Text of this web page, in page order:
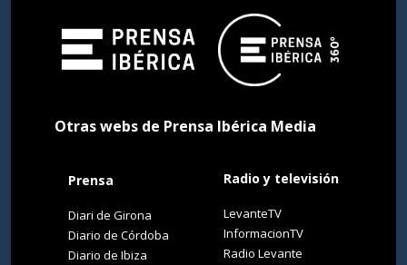
Otras webs de Prensa Ibérica Media
Prensa
Diari de Girona
Diario de Córdoba
Diario de Ibiza
Radio y televisión
LevanteTV
InformacionTV
Radio Levante